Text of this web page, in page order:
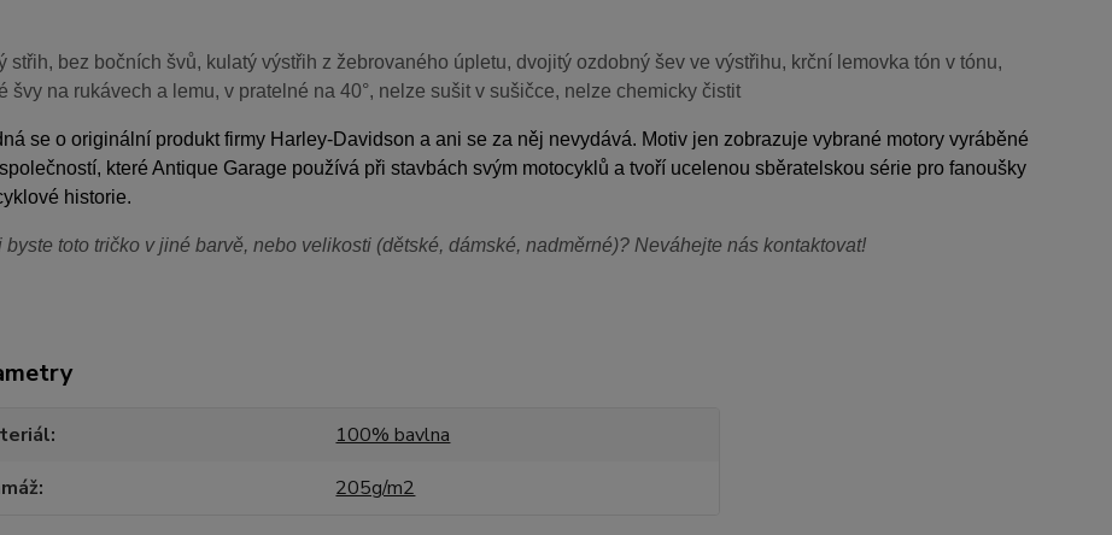
střih, bez bočních švů, kulatý výstřih z žebrovaného úpletu, dvojitý ozdobný šev ve výstřihu, krční lemovka tón v tónu,
švy na rukávech a lemu, v pratelné na 40°, nelze sušit v sušičce, nelze chemicky čistit
se o originální produkt firmy Harley-Davidson a ani se za něj nevydává. Motiv jen zobrazuje vybrané motory vyráběné
které Antique Garage používá při stavbách svým motocyklů a tvoří ucelenou sběratelskou série pro fanoušky
historie.
byste toto tričko v jiné barvě, nebo velikosti (dětské, dámské, nadměrné)? Neváhejte nás kontaktovat!
100% bavlna
205g/m2